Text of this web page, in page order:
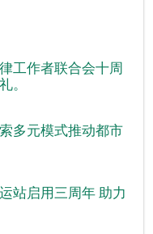
工作者联合会十周
。
多元模式推动都市
站启用三周年 助力